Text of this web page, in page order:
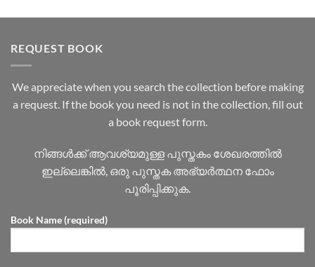
REQUEST BOOK
We appreciate when you search the collection before making
a request. If the book you need is not in the collection, fill out
a book request form.
നിങ്ങൾക്ക് ആവശ്യമുള്ള പുസ്തകം ശേഖരത്തിൽ
ഇല്ലെങ്കിൽ, ഒരു പുസ്തക അഭ്യർത്ഥന ഫോം
പൂരിപ്പിക്കുക.
Book Name (required)